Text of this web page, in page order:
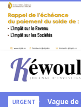
Aller au contenu
Kéwoulo, le
URGENT
Niodior Vague de